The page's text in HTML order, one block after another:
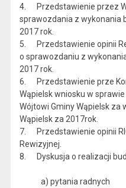
4. Przedstawienie przez
sprawozdania z wykonania
2017 rok.
5. Przedstawienie opinii
o sprawozdaniu z
2017 rok.
6. Przedstawienie prze
Wąpielsk wniosku w
Wójtowi Gminy Wąpielsk za
Wąpielsk za 2017rok.
7. Przedstawienie opinii
Rewizyjnej.
8. Dyskusja o realizacji
a) pytania radnych